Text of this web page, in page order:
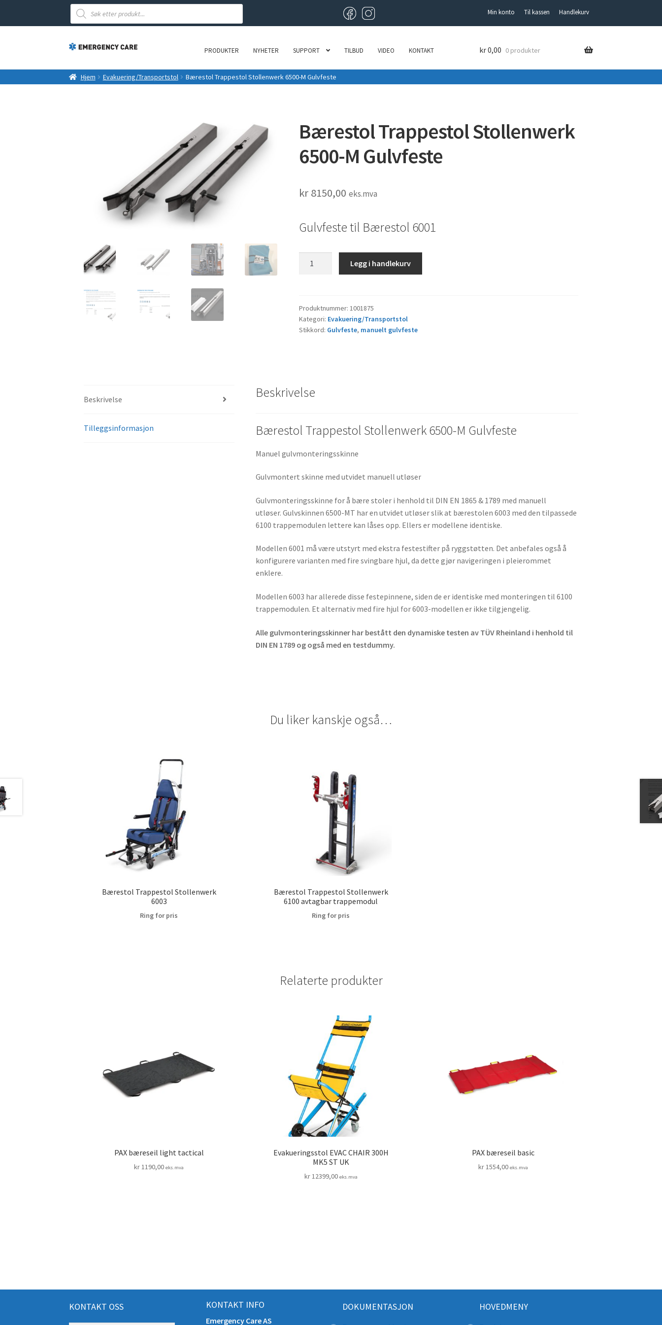
Products
search Min konto Til kassen Handlekurv
PRODUKTER NYHETER SUPPORT TILBUD VIDEO KONTAKT kr0,00 0 produkter
Hjem Evakuering/Transportstol Bærestol Trappestol Stollenwerk 6500-M Gulvfeste
Bærestol Trappestol Stollenwerk
6500-M Gulvfeste
kr8150,00 eks.mva
Gulvfeste til Bærestol 6001
M
Gulvfeste
antall
Legg i handlekurv
Produktnummer: 1001875
Kategori: Evakuering/Transportstol
Stikkord: Gulvfeste, manuelt gulvfeste
Beskrivelse
Tilleggsinformasjon
Beskrivelse
Bærestol Trappestol Stollenwerk 6500-M Gulvfeste
Manuel gulvmonteringsskinne
Gulvmontert skinne med utvidet manuell utløser
Gulvmonteringsskinne for å bære stoler i henhold til DIN EN 1865 & 1789 med manuell
utløser. Gulvskinnen 6500-MT har en utvidet utløser slik at bærestolen 6003 med den tilpassede
6100 trappemodulen lettere kan låses opp. Ellers er modellene identiske.
Modellen 6001 må være utstyrt med ekstra festestifter på ryggstøtten. Det anbefales også å
konfigurere varianten med fire svingbare hjul, da dette gjør navigeringen i pleierommet
enklere.
Modellen 6003 har allerede disse festepinnene, siden de er identiske med monteringen til 6100
trappemodulen. Et alternativ med fire hjul for 6003-modellen er ikke tilgjengelig.
Alle gulvmonteringsskinner har bestått den dynamiske testen av TÜV Rheinland i henhold til
DIN EN 1789 og også med en testdummy.
Du liker kanskje også…
Bærestol Trappestol Stollenwerk
6003
Ring for pris
Bærestol Trappestol Stollenwerk
6100 avtagbar trappemodul
Ring for pris
Relaterte produkter
PAX bæreseil light tactical
kr1190,00 eks.mva
Evakueringsstol EVAC CHAIR 300H
MK5 ST UK
kr12399,00 eks.mva
PAX bæreseil basic
kr1554,00 eks.mva
KONTAKT OSS KONTAKT INFO
Emergency Care AS
DOKUMENTASJON HOVEDMENY